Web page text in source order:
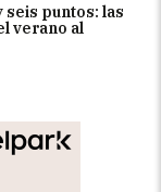
seis puntos: las
verano al